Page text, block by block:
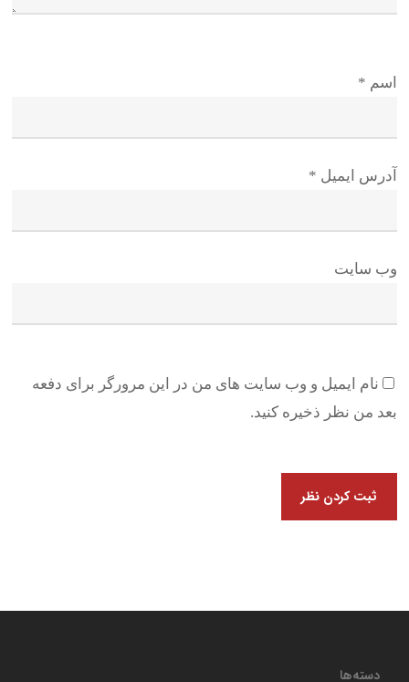
اسم *
آدرس ایمیل *
وب سایت
نام ایمیل و وب سایت های من در این مرورگر برای دفعه
بعد من نظر ذخیره کنید.
دسته‌ها